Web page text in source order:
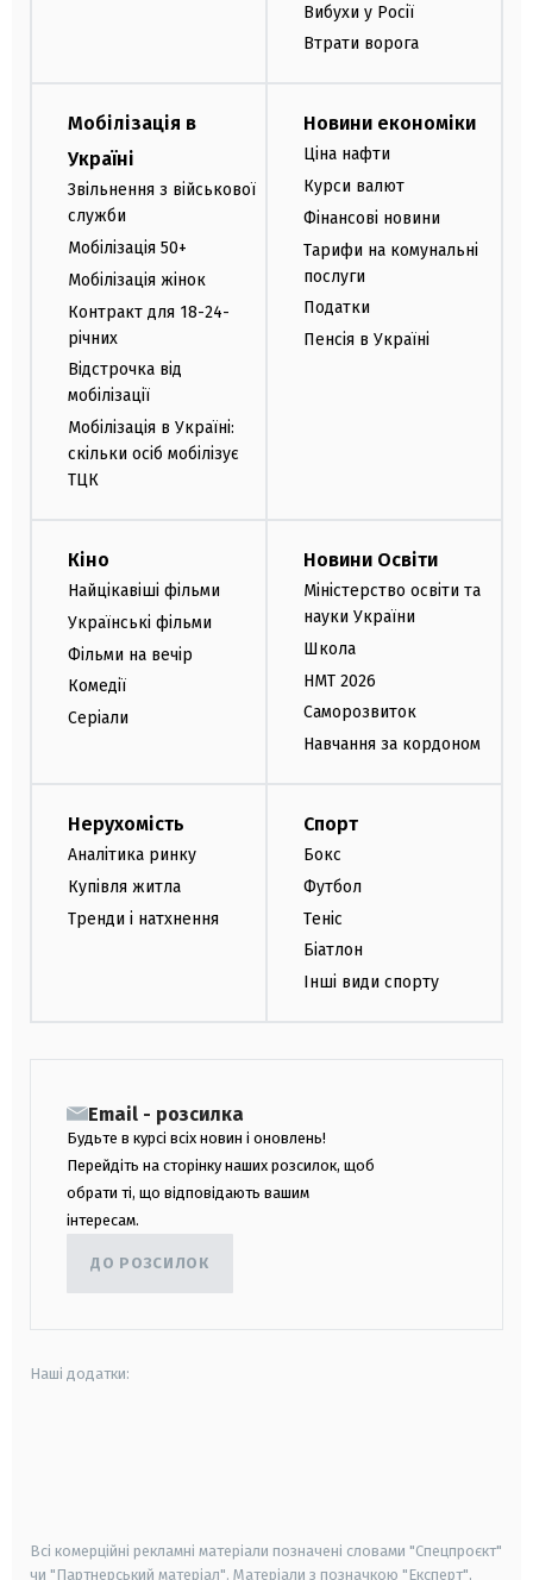
Вибухи у Росії
Втрати ворога
Мобілізація в
Україні
Звільнення з військової
служби
Мобілізація 50+
Мобілізація жінок
Контракт для 18-24-
річних
Відстрочка від
мобілізації
Мобілізація в Україні:
скільки осіб мобілізує
ТЦК
Новини економіки
Ціна нафти
Курси валют
Фінансові новини
Тарифи на комунальні
послуги
Податки
Пенсія в Україні
Кіно
Найцікавіші фільми
Українські фільми
Фільми на вечір
Комедії
Серіали
Новини Освіти
Міністерство освіти та
науки України
Школа
НМТ 2026
Саморозвиток
Навчання за кордоном
Нерухомість
Аналітика ринку
Купівля житла
Тренди і натхнення
Спорт
Бокс
Футбол
Теніс
Біатлон
Інші види спорту
Email - розсилка
Будьте в курсі всіх новин і оновлень!
Перейдіть на сторінку наших розсилок, щоб
обрати ті, що відповідають вашим
інтересам.
ДО РОЗСИЛОК
Наші додатки:
Всі комерційні рекламні матеріали позначені словами "Спецпроєкт"
чи "Партнерський матеріал". Матеріали з позначкою "Експерт",